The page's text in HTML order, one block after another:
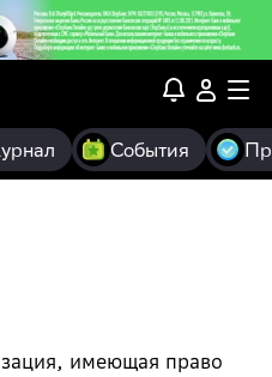
События
имеющая право